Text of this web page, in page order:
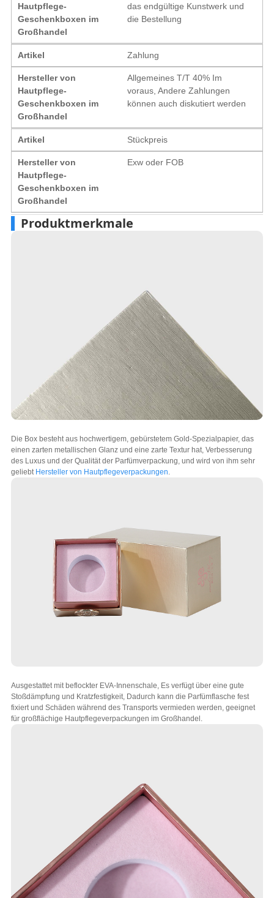
Hautpflege-
Geschenkboxen im
Großhandel
das endgültige Kunstwerk und
die Bestellung
Artikel Zahlung
Hersteller von
Hautpflege-
Geschenkboxen im
Großhandel
Allgemeines T/T 40% Im
voraus, Andere Zahlungen
können auch diskutiert werden
Artikel Stückpreis
Hersteller von
Hautpflege-
Geschenkboxen im
Großhandel
Exw oder FOB
Produktmerkmale
Die Box besteht aus hochwertigem, gebürstetem Gold-Spezialpapier, das
einen zarten metallischen Glanz und eine zarte Textur hat, Verbesserung
des Luxus und der Qualität der Parfümverpackung, und wird von ihm sehr
geliebt Hersteller von Hautpflegeverpackungen
Ausgestattet mit beflockter EVA-Innenschale, Es verfügt über eine gute
Stoßdämpfung und Kratzfestigkeit, Dadurch kann die Parfümflasche fest
fixiert und Schäden während des Transports vermieden werden, geeignet
für großflächige Hautpflegeverpackungen im Großhandel.